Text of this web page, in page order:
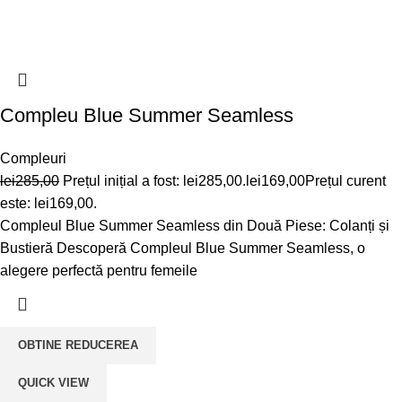
Compleu Blue Summer Seamless
Compleuri
lei285,00 Prețul inițial a fost: lei285,00. lei169,00Prețul curent
este: lei169,00.
Compleul Blue Summer Seamless din Două Piese: Colanți și
Bustieră Descoperă Compleul Blue Summer Seamless, o
alegere perfectă pentru femeile
OBTINE REDUCEREA
QUICK VIEW